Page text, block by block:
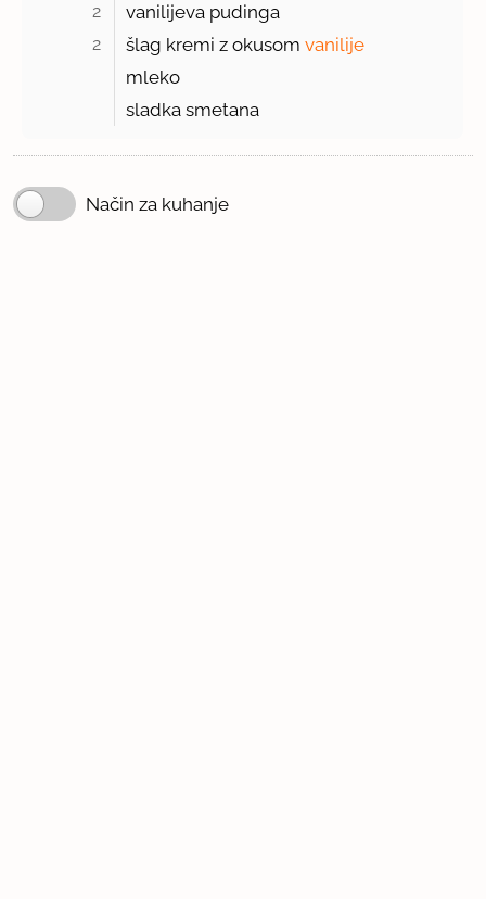
2 vanilijeva pudinga
2 šlag kremi z okusomvanilije
mleko
sladka smetana
Način za kuhanje